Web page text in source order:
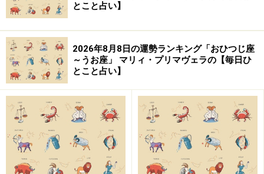
2位：おひつじ座（3月21日～4月19日生ま
れ）
先手必勝で動けそう。
市場の流れを的確に分析して、利ざやを稼げたり、品薄
の商品をタイミングよく入手したり、持ち前の勘のよ
さ、素早さを存分に発揮できるでしょう。
ただ、世の中の流れはあなたの予想よりもずっと速く動
くため、2匹目のドジョウは狙わずに、次のチャンスに
とこと占い】
2026年8月8日の運勢ランキング「おひつじ座
～うお座」 マリィ・プリマヴェラの【毎日ひ
とこと占い】